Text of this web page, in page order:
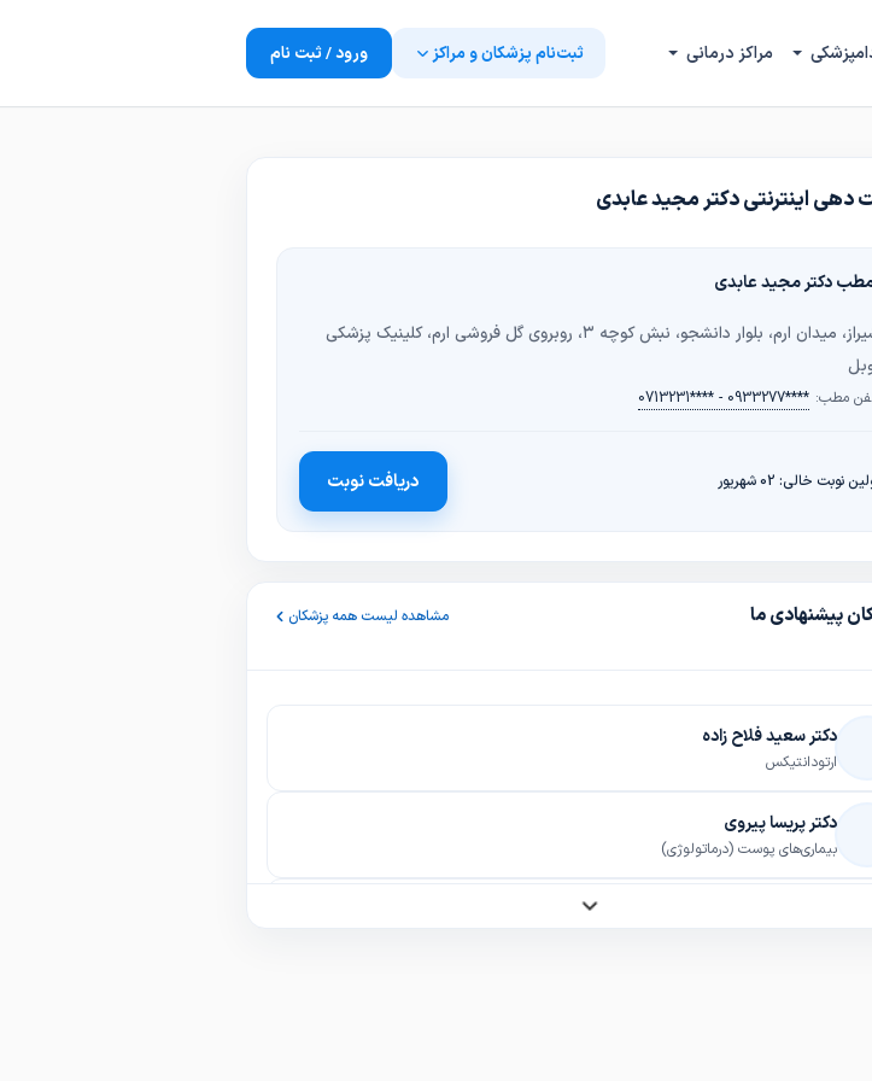
مراکز درمانی ثبت‌نام پزشکان و مراکز ورود / ثبت نام
دهی اینترنتی دکتر مجید عابدی
دکتر مجید عابدی
شیراز، میدان ارم، بلوار دانشجو، نبش کوچه ۳، روبروی گل فروشی ارم، کلینیک پزشکی
مطب: 0713231**** - 0933277****
نوبت خالی: 02 شهریور دریافت نوبت
پیشنهادی ما مشاهده لیست همه پزشکان
دکتر سعید فلاح زاده
ارتودانتیکس
دکتر پریسا پیروی
بیماری‌های پوست (درماتولوژی)